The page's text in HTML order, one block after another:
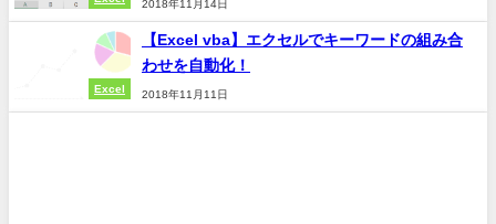
2018年11月14日
Excel
【Excel vba】エクセルでキーワードの組み合
わせを自動化！
2018年11月11日